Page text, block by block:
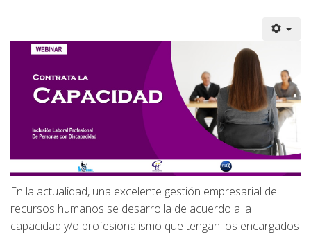
En la actualidad, una excelente gestión empresarial de
recursos humanos se desarrolla de acuerdo a la
capacidad y/o profesionalismo que tengan los encargados